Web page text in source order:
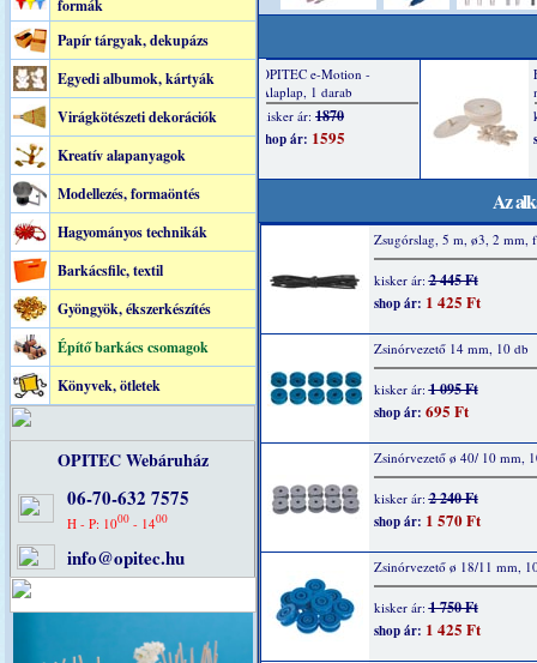
formák
Papír tárgyak, dekupázs
Egyedi albumok, kártyák
Virágkötészeti dekorációk
Kreatív alapanyagok
Modellezés, formaöntés
Hagyományos technikák
Barkácsfilc, textil
Gyöngyök, ékszerkészítés
Építő barkács csomagok
Könyvek, ötletek
OPITEC Webáruház
06-70-632 7575
H - P: 1000 - 1400
info@opitec.hu
Az
Zsugórslag, 5 m, ø3, 2 mm,
kisker ár:2 445 Ft
shop ár: 1 425 Ft
Zsinórvezető 14 mm, 10 db
kisker ár:1 095 Ft
shop ár: 695 Ft
Zsinórvezető ø 40/ 10 mm,
kisker ár:2 240 Ft
shop ár: 1 570 Ft
Zsinórvezető ø 18/11 mm,
kisker ár:1 750 Ft
shop ár: 1 425 Ft